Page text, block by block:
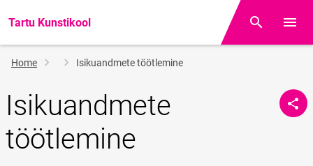
Tartu Kunstikool Otsing
Breadcrumb
Home Isikuandmete töötlemine
Isikuandmete
töötlemine